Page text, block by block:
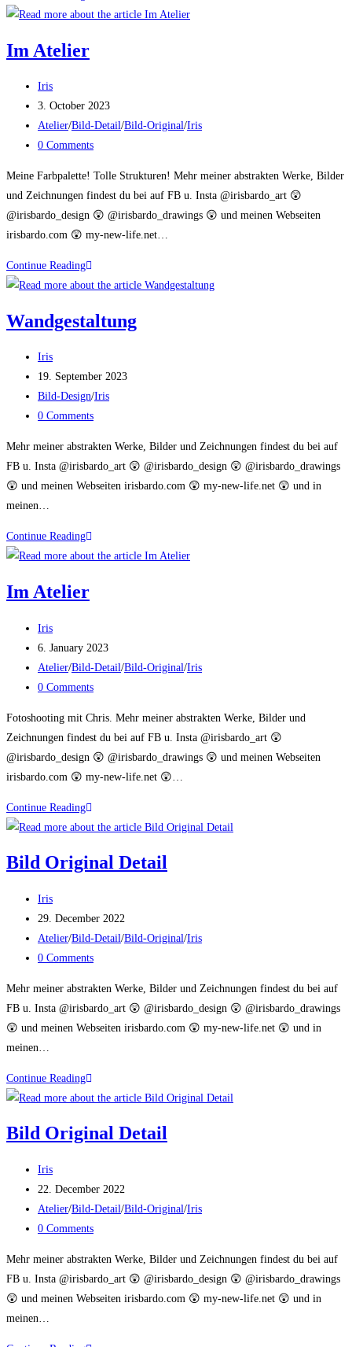
Atelier
Im Atelier
Post
author:
Iris
Post
published:
3. October 2023
Post
category:
Atelier/Bild-Detail/Bild-Original/Iris
Post
0 Comments
Meine Farbpalette! Tolle Strukturen! Mehr meiner abstrakten Werke, Bilder
und Zeichnungen findest du bei auf FB u. Insta @irisbardo_art 😲
@irisbardo_design 😲 @irisbardo_drawings 😲 und meinen Webseiten
irisbardo.com 😲 my-new-life.net…
Continue ReadingIm
Atelier
Wandgestaltung
Post
author:
Iris
Post
published:
19. September 2023
Post
category:
Bild-Design/Iris
Post
0 Comments
Mehr meiner abstrakten Werke, Bilder und Zeichnungen findest du bei auf
FB u. Insta @irisbardo_art 😲 @irisbardo_design 😲 @irisbardo_drawings
😲 und meinen Webseiten irisbardo.com 😲 my-new-life.net 😲 und in
meinen…
Continue ReadingWandgestaltung
Im Atelier
Post
author:
Iris
Post
published:
6. January 2023
Post
category:
Atelier/Bild-Detail/Bild-Original/Iris
Post
0 Comments
Fotoshooting mit Chris. Mehr meiner abstrakten Werke, Bilder und
Zeichnungen findest du bei auf FB u. Insta @irisbardo_art 😲
@irisbardo_design 😲 @irisbardo_drawings 😲 und meinen Webseiten
irisbardo.com 😲 my-new-life.net 😲…
Continue ReadingIm
Atelier
Bild Original Detail
Post
author:
Iris
Post
published:
29. December 2022
Post
category:
Atelier/Bild-Detail/Bild-Original/Iris
Post
0 Comments
Mehr meiner abstrakten Werke, Bilder und Zeichnungen findest du bei auf
FB u. Insta @irisbardo_art 😲 @irisbardo_design 😲 @irisbardo_drawings
😲 und meinen Webseiten irisbardo.com 😲 my-new-life.net 😲 und in
meinen…
Continue ReadingBild
Original
Bild Original Detail
Post
author:
Iris
Post
published:
22. December 2022
Post
category:
Atelier/Bild-Detail/Bild-Original/Iris
Post
0 Comments
Mehr meiner abstrakten Werke, Bilder und Zeichnungen findest du bei auf
FB u. Insta @irisbardo_art 😲 @irisbardo_design 😲 @irisbardo_drawings
😲 und meinen Webseiten irisbardo.com 😲 my-new-life.net 😲 und in
meinen…